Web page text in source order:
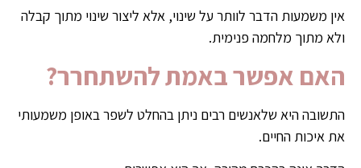
אין משמעות הדבר לוותר על שינוי, אלא ליצור שינוי מתוך קבלה
ולא מתוך מלחמה פנימית.
האם אפשר באמת להשתחרר?
התשובה היא שלאנשים רבים ניתן בהחלט לשפר באופן משמעותי
את איכות החיים.